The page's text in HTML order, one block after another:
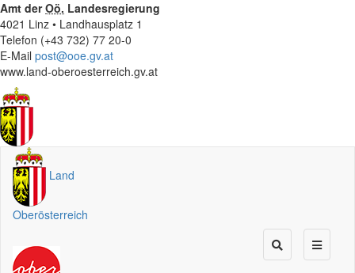
Amt derOö. Landesregierung
4021 Linz • Landhausplatz 1
Telefon (+43 732) 77 20-0
E-Mail post@ooe.gv.at
www.land-oberoesterreich.gv.at
Land
Oberösterreich